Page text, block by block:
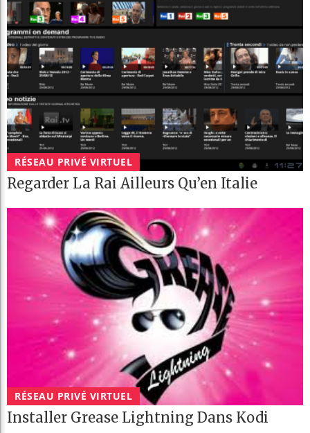
RÉSEAU PRIVÉ VIRTUEL
Regarder La Rai Ailleurs Qu’en Italie
RÉSEAU PRIVÉ VIRTUEL
Installer Grease Lightning Dans Kodi